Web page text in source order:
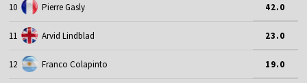
10 Pierre Gasly 42.0
11 Arvid Lindblad 23.0
12 Franco Colapinto 19.0